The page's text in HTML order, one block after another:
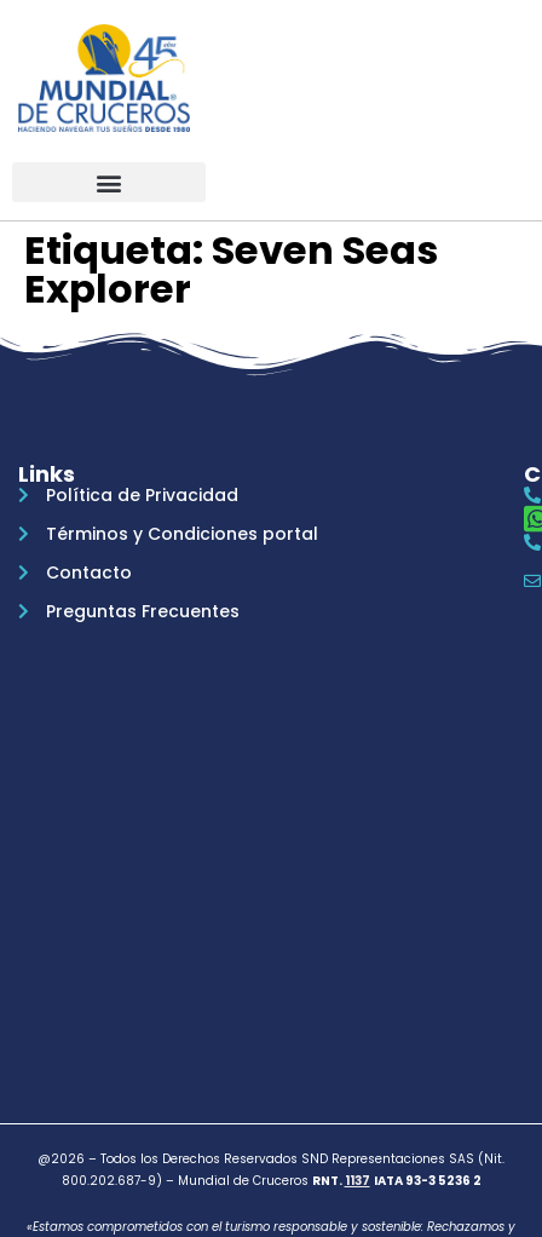
Etiqueta: Seven Seas
Explorer
Links
Política de Privacidad
Términos y Condiciones portal
Contacto
Preguntas Frecuentes
@2026 – Todos los Derechos Reservados SND Representaciones SAS (Nit.
800.202.687-9) – Mundial de Cruceros RNT. 1137 IATA 93-3 5236 2
«Estamos comprometidos con el turismo responsable y sostenible: Rechazamos y